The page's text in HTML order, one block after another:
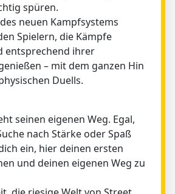
spüren.
neuen Kampfsystems
Spielern, die Kämpfe
entsprechend ihrer
– mit dem ganzen Hin
Duells.
seinen eigenen Weg. Egal,
nach Stärke oder Spaß
ein, hier deinen ersten
und deinen eigenen Weg zu